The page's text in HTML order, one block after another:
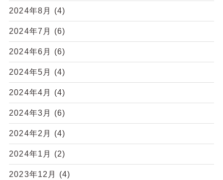
2024年8月 (4)
2024年7月 (6)
2024年6月 (6)
2024年5月 (4)
2024年4月 (4)
2024年3月 (6)
2024年2月 (4)
2024年1月 (2)
2023年12月 (4)